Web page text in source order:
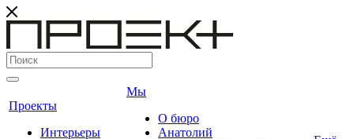
Проекты
Интерьеры
Мы
О бюро
Анатолий